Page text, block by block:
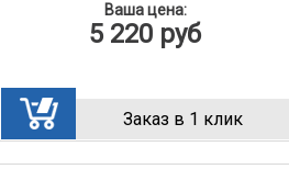
Ваша цена:
5 220 руб
Заказ в 1 клик